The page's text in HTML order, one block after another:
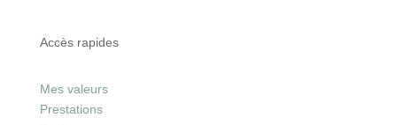
Accès rapides
Mes valeurs
Prestations